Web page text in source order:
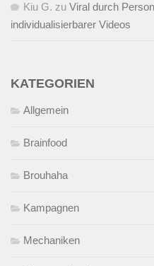
Kiu G. zu Viral durch
individualisierbarer Videos
KATEGORIEN
Allgemein
Brainfood
Brouhaha
Kampagnen
Mechaniken